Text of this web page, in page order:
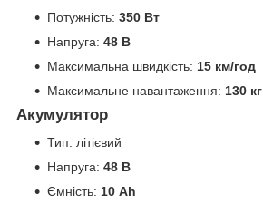
Потужність: 350 Вт
Напруга: 48 В
Максимальна швидкість: 15 км/год
Максимальне навантаження: 130 кг
Акумулятор
Тип: літієвий
Напруга: 48 В
Ємність: 10 Ah